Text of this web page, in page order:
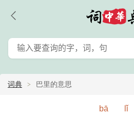
词典 巴里的意思
bā lǐ